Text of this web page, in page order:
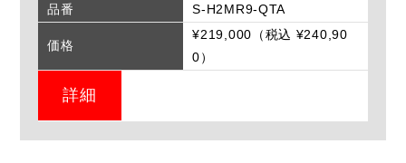
品番
S-H2MR9-QTA
価格
¥219,000（税込 ¥240,90
0）
詳細